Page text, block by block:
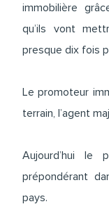
immobilière
qu’ils vont
presque dix fois
Le promoteur
terrain, l’agent
Aujourd’hui le
prépondérant
pays.